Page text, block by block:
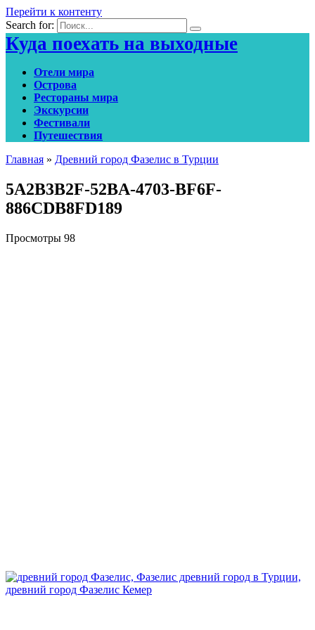
Перейти к контенту
Search for:
Куда поехать на выходные
Отели мира
Острова
Рестораны мира
Экскурсии
Фестивали
Путешествия
Главная » Древний город Фазелис в Турции
5A2B3B2F-52BA-4703-BF6F-
886CDB8FD189
Просмотры 98